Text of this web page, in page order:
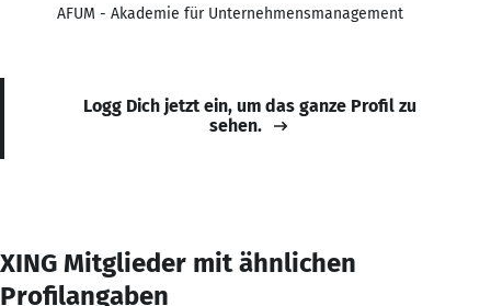
AFUM - Akademie für Unternehmensmanagement
Logg Dich jetzt ein, um das ganze Profil zu
sehen.
XING Mitglieder mit ähnlichen
Profilangaben